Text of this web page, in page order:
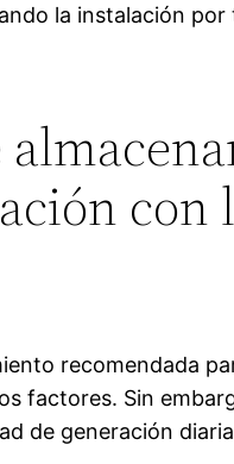
la instalación
con
recomendada
factores. Sin
de generación